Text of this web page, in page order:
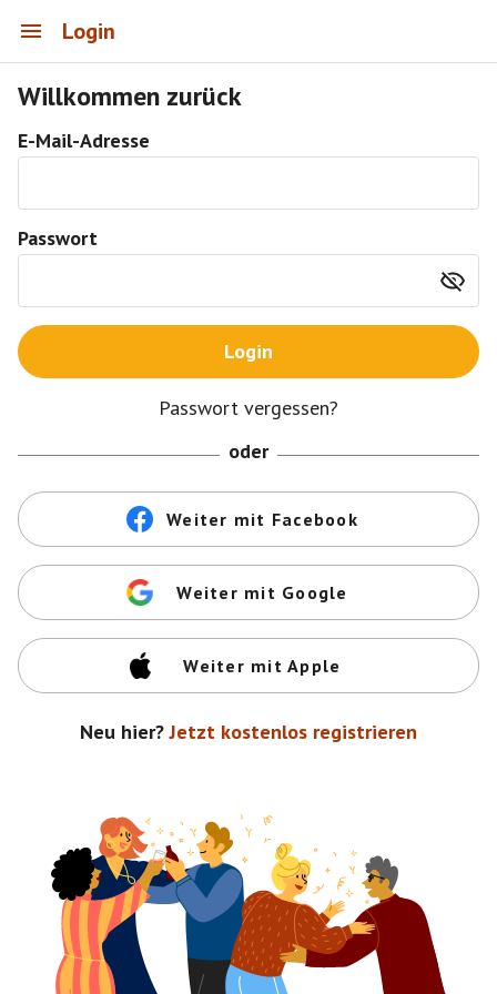
Login
Willkommen zurück
E-Mail-Adresse
Passwort
Login
Passwort vergessen?
oder
Weiter mit Facebook
Weiter mit Google
Weiter mit Apple
Neu hier? Jetzt kostenlos registrieren